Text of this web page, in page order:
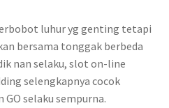
luhur yg genting tetapi
bersama tonggak berbeda
nan selaku, slot on-line
selengkapnya cocok
GO selaku sempurna.